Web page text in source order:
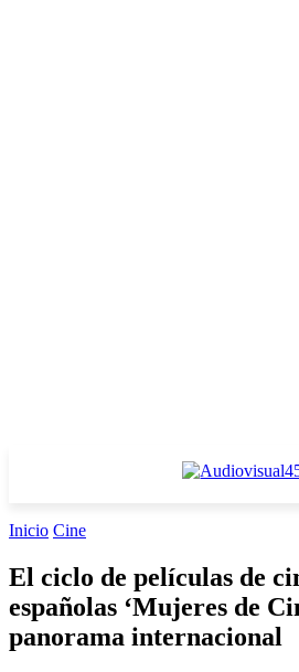
Inicio Cine
El ciclo de películas de
españolas ‘Mujeres de
panorama internacional